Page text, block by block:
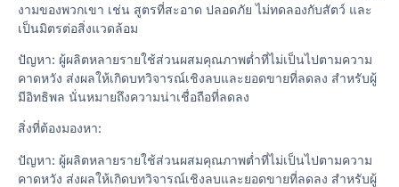
งามของพวกเขา เช่น สูตรที่สะอาด ปลอดภัย ไม่ทดลองกับสัตว์ และ
เป็นมิตรต่อสิ่งแวดล้อม
ปัญหา: ผู้ผลิตหลายรายใช้ส่วนผสมคุณภาพต่ำที่ไม่เป็นไปตามความ
คาดหวัง ส่งผลให้เกิดบทวิจารณ์เชิงลบและยอดขายที่ลดลง สำหรับผู้
มีอิทธิพล นั่นหมายถึงความน่าเชื่อถือที่ลดลง
สิ่งที่ต้องมองหา:
ปัญหา: ผู้ผลิตหลายรายใช้ส่วนผสมคุณภาพต่ำที่ไม่เป็นไปตามความ
คาดหวัง ส่งผลให้เกิดบทวิจารณ์เชิงลบและยอดขายที่ลดลง สำหรับผู้